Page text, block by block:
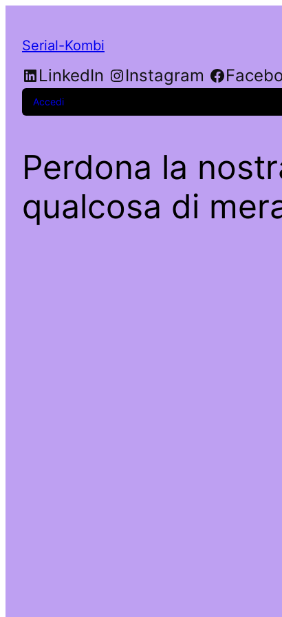
Serial-Kombi
LinkedIn Instagram
Accedi
Perdona la
qualcosa di